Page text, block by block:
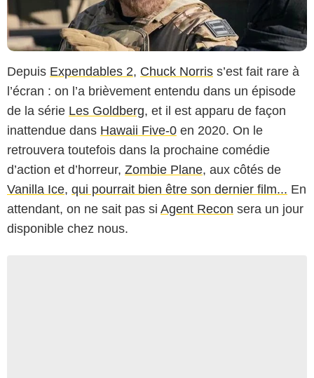
Depuis Expendables 2, Chuck Norris s’est fait rare à
l’écran : on l’a brièvement entendu dans un épisode
de la série Les Goldberg, et il est apparu de façon
inattendue dans Hawaii Five-0 en 2020. On le
retrouvera toutefois dans la prochaine comédie
d’action et d’horreur, Zombie Plane, aux côtés de
Vanilla Ice, qui pourrait bien être son dernier film... En
attendant, on ne sait pas si Agent Recon sera un jour
disponible chez nous.